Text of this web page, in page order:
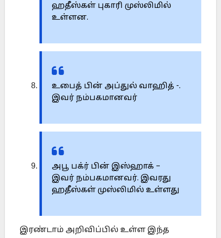
ஹதீஸ்கள் புகாரி முஸ்லிமில்
உள்ளன.
உபைத் பின் அப்துல் வாஹித் -.
இவர் நம்பகமானவர்
அபூ பக்ர் பின் இஸ்ஹாக் –
இவர் நம்பகமானவர். இவரது
ஹதீஸ்கள் முஸ்லிமில் உள்ளது
இரண்டாம் அறிவிப்பில் உள்ள இந்த